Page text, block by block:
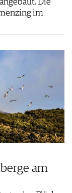
Die
im
am